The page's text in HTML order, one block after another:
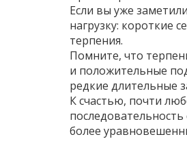
Если вы уже
нагрузку: короткие
терпения.
Помните, что
и положительные
редкие длительные
К счастью, почти
более